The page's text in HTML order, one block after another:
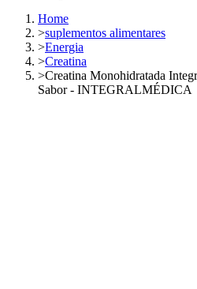
Home
>suplementos alimentares
>Energia
>Creatina
>Creatina Monohidratada
Sabor - INTEGRALMÉDICA